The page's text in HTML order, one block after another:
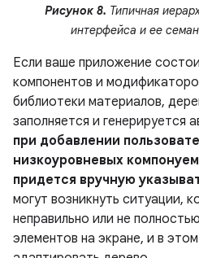
Рисунок 8. Типичная
интерфейса и ее
Если ваше приложение
компонентов и
библиотеки материалов,
заполняется и генерируется
при добавлении
низкоуровневых
придется вручную
могут возникнуть ситуации,
неправильно или не
элементов на экране, и в